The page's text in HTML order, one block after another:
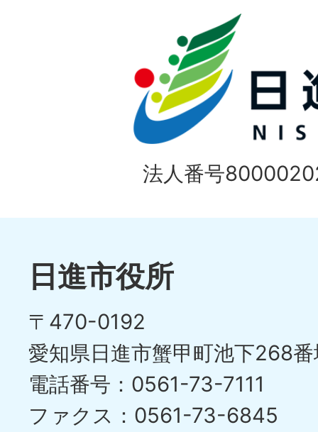
法人番号
日進市役所
〒470-0192
愛知県日進市蟹甲町池下268
電話番号：0561-73-7111
ファクス：0561-73-6845